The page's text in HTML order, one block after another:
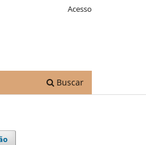
Buscar
Acesso